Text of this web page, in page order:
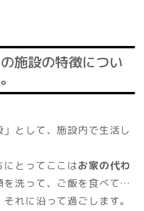
施設の特徴につい
」として、施設内で生活し
とってここはお家の代わ
を洗って、ご飯を食べて…
れに沿って過ごします。